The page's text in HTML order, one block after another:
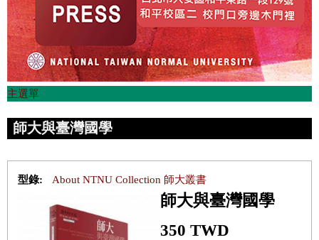
主選單
師大與臺灣國學
型錄: About NTNU Collection 師大叢書
師大與臺灣國學
350 TWD